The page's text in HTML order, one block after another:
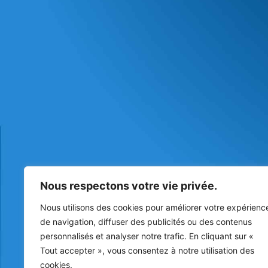
Nous respectons votre vie privée.
Nous utilisons des cookies pour améliorer votre
de navigation, diffuser des publicités ou des contenus
personnalisés et analyser notre trafic. En cliquant sur «
Tout accepter », vous consentez à notre utilisation des
cookies.